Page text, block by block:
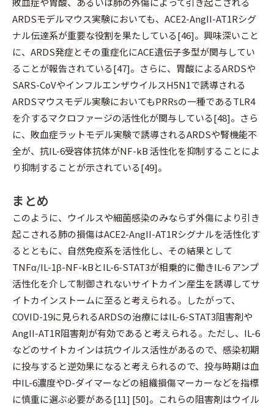
ARDSモデルマウス実験においても、ACE2-AngII-AT1Rシグ
ナル伝達系が重要な役割を果たしている[46]。興味深いこと
に、ARDS発症とその重症化にACE遺伝子多型が関与してい
ることが報告されている[47]。さらに、胃酸によるARDSや
SARS-CoVやインフルエンザウイルスH5N1で誘導される
ARDSマウスモデル実験においてもPRRsの一種であるTLR4
を介するマクロファージの活性化が関与している[48]。さら
に、敗血症ラットモデル実験で誘導されるARDSや腎機能不
全が、抗IL-6受容体抗体がNF-kB 活性化を抑制することによ
り抑制することが示されている[49]。
まとめ
このように、ウイルスや細菌感染のみならず外傷により引き
起こされる肺の損傷はACE2-AngII-AT1Rシグナルを活性化す
るとともに、自然免疫系を活性化し、その結果として
TNFα/IL-1β-NF-kBとIL-6-STAT3が相乗的に働きIL-6 アンプ
活性化を介して制御されないサイトカイン産生を誘導してサ
イトカインストームに至ると考えられる。したがって、
COVID-19に見られるARDSの治療にはIL-6-STAT3阻害剤や
AngII-AT1R阻害剤が有効であると考えられる。ただし、IL-6
などのサイトカインは抗ウイルス活性があるので、感染初期
に投与すると逆効果になると考えられるので、投与時期は血
中IL-6濃度やD-ダイマーなどの組織損傷マーカーなどを指標
に慎重に選ぶ必要がある[11] [50]。これらの阻害剤はウイル